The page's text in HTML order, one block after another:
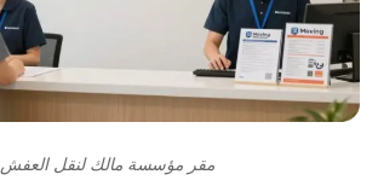
مقر مؤسسة مالك لنقل العفش